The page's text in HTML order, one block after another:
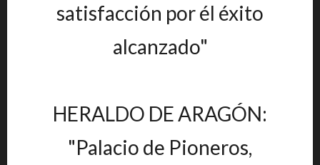
satisfacción por él éxito
alcanzado"
HERALDO DE ARAGÓN:
"Palacio de Pioneros,